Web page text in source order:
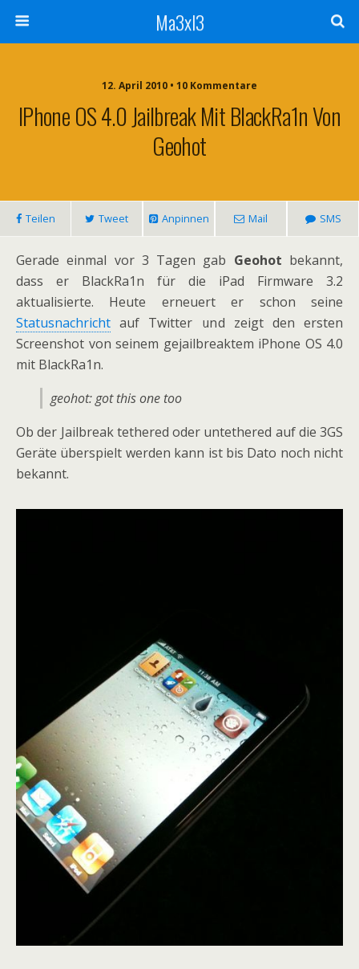
Ma3xl3
12. April 2010 • 10 Kommentare
IPhone OS 4.0 Jailbreak Mit BlackRa1n Von
Geohot
Teilen Tweet Anpinnen Mail SMS
Gerade einmal vor 3 Tagen gab Geohot bekannt,
dass er BlackRa1n für die iPad Firmware 3.2
aktualisierte. Heute erneuert er schon seine
Statusnachricht auf Twitter und zeigt den ersten
Screenshot von seinem gejailbreaktem iPhone OS 4.0
mit BlackRa1n.
geohot: got this one too
Ob der Jailbreak tethered oder untethered auf die 3GS
Geräte überspielt werden kann ist bis Dato noch nicht
bekannt.